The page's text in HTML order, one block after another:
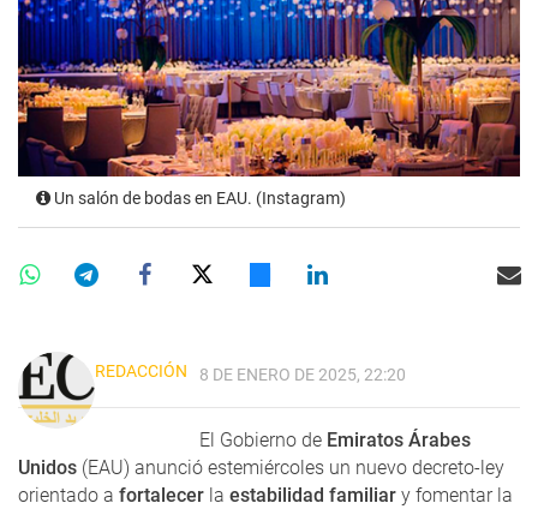
Un salón de bodas en EAU. (Instagram)
REDACCIÓN 8 DE ENERO DE 2025, 22:20
El Gobierno de Emiratos Árabes
Unidos (EAU) anunció estemiércoles un nuevo decreto-ley
orientado a fortalecer la estabilidad familiar y fomentar la